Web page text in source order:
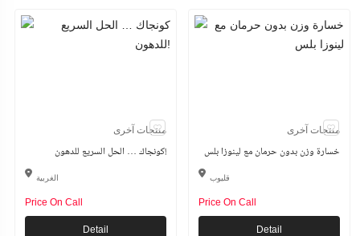
منتجات آخرى
كونجاك … الحل السريع للدهون!
الغربية
Price On Call
Detail
منتجات آخرى
خسارة وزن بدون حرمان مع لينوزا بلس
قليوب
Price On Call
Detail